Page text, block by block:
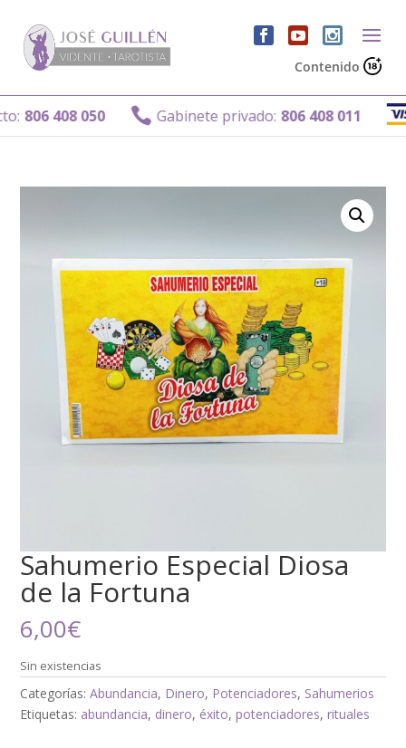
Contenido
408 050  Gabinete privado: 806 408 011
Sahumerio Especial Diosa
de la Fortuna
6,00€
Sin existencias
Categorías:Abundancia, Dinero, Potenciadores, Sahumerios
Etiquetas: abundancia, dinero, éxito,potenciadores,rituales